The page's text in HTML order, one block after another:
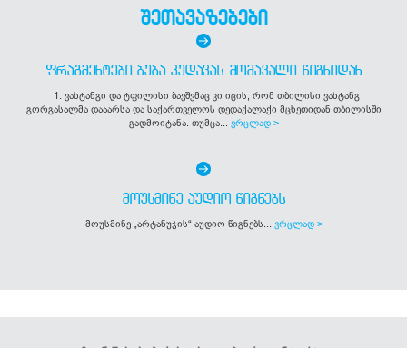
შეთავაზებები
ᲤᲠᲐᲒᲛᲔᲜᲢᲔᲑᲘ ᲑᲣᲑᲐ ᲙᲣᲓᲐᲕᲐᲡ ᲛᲝᲛᲐᲕᲐᲚᲘ ᲬᲘᲒᲜᲘᲓᲐᲜ
1. ვახტანგი და ტფილისი ბავშვმაც კი იცის, რომ თბილისი ვახტანგ
გორგასალმა დააარსა და საქართველოს დედაქალაქი მცხეთიდან თბილისში
გადმოიტანა. თუმცა... ვრცლად >
ᲛᲝᲣᲡᲛᲘᲜᲔ ᲐᲣᲓᲘᲝ ᲬᲘᲒᲜᲔᲑᲡ
მოუსმინე „არტანუჯის“ აუდიო წიგნებს... ვრცლად >